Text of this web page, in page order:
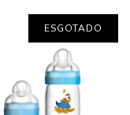
ESGOTADO